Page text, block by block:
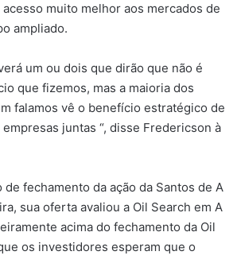
muito melhor aos mercados de
ampliado.
um ou dois que dirão que não é
que fizemos, mas a maioria dos
falamos vê o benefício estratégico de
juntas “, disse Fredericson à
de fechamento da ação da Santos de A
sua oferta avaliou a Oil Search em A
acima do fechamento da Oil
os investidores esperam que o